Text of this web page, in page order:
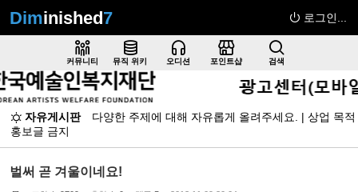
Diminished7 로그인...
커뮤니티 뮤직 위키 오디션 포인트샵 검색
자유게시판
다양한 주제에 대해 자유롭게 올려주세요. | 상업 목적
홍보글 금지
벌써 곧 겨울이네요!
Sketchbook5, 스케치북5
Sketchbook5, 스케치북5